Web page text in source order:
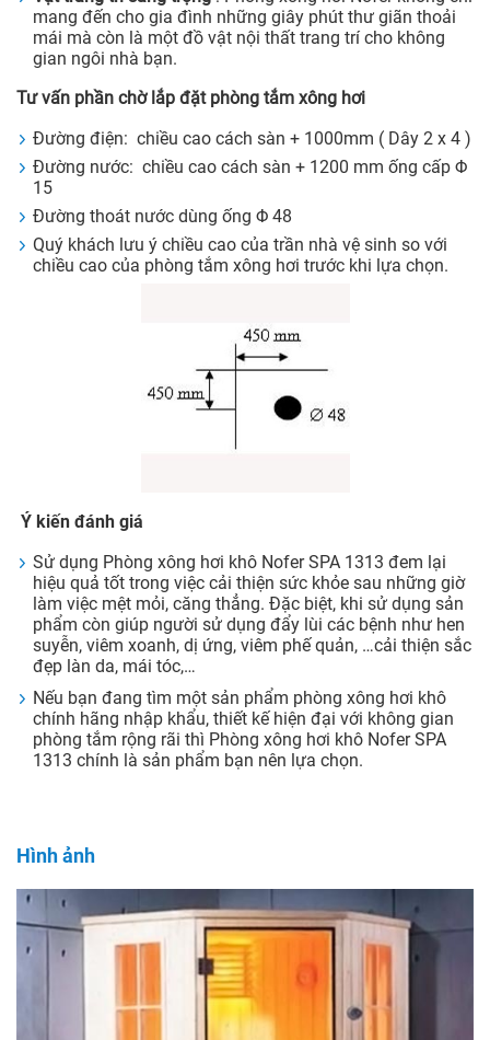
mang đến cho gia đình những giây phút thư giãn thoải
mái mà còn là một đồ vật nội thất trang trí cho không
gian ngôi nhà bạn.
Tư vấn phần chờ lắp đặt phòng tắm xông hơi
Đường điện: chiều cao cách sàn + 1000mm ( Dây 2 x 4 )
Đường nước: chiều cao cách sàn + 1200 mm ống cấp Φ
15
Đường thoát nước dùng ống Φ 48
Quý khách lưu ý chiều cao của trần nhà vệ sinh so với
chiều cao của phòng tắm xông hơi trước khi lựa chọn.
Ý kiến đánh giá
Sử dụng Phòng xông hơi khô Nofer SPA 1313 đem lại
hiệu quả tốt trong việc cải thiện sức khỏe sau những giờ
làm việc mệt mỏi, căng thẳng. Đặc biệt, khi sử dụng sản
phẩm còn giúp người sử dụng đẩy lùi các bệnh như hen
suyễn, viêm xoanh, dị ứng, viêm phế quản, …cải thiện sắc
đẹp làn da, mái tóc,…
Nếu bạn đang tìm một sản phẩm phòng xông hơi khô
chính hãng nhập khẩu, thiết kế hiện đại với không gian
phòng tắm rộng rãi thì Phòng xông hơi khô Nofer SPA
1313 chính là sản phẩm bạn nên lựa chọn.
Hình ảnh